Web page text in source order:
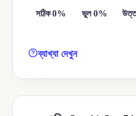
সঠিক 0% ভুল 0%
ব্যাখ্যা দেখুন